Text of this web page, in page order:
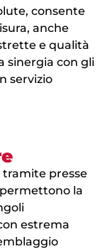
consente
anche
e qualità
sinergia con gli
servizio
presse
la
estrema